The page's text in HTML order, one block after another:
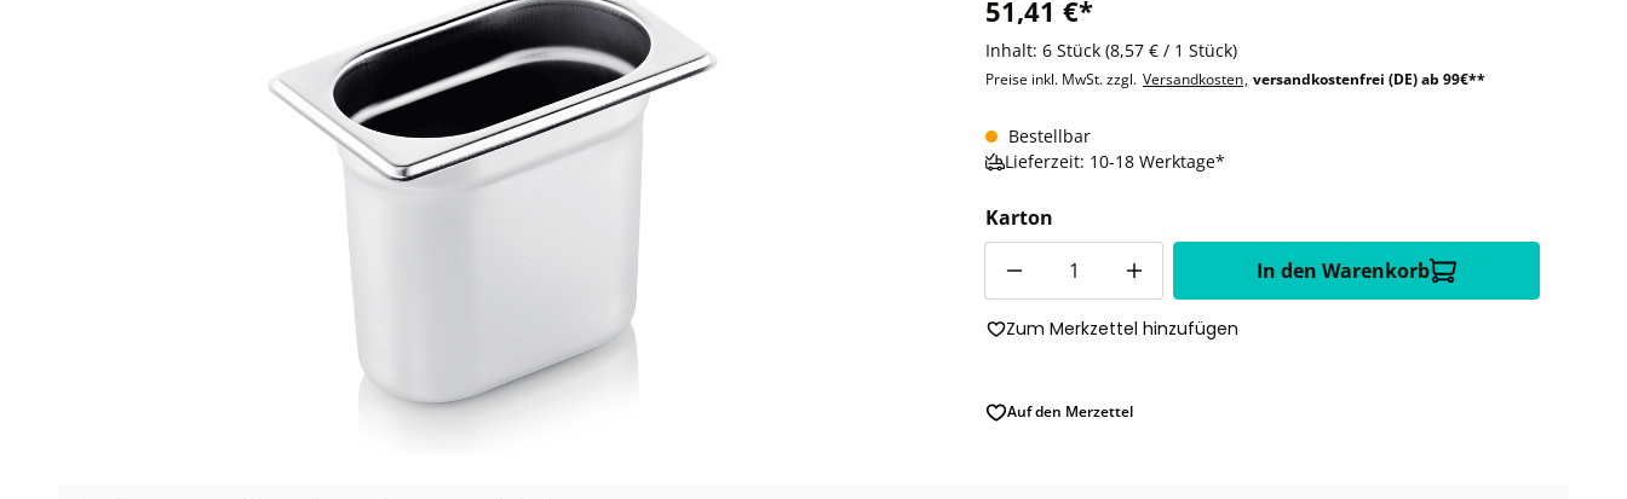
51,41 €*
Inhalt: 6 Stück (8,57 € / 1 Stück)
Preise inkl. MwSt. zzgl. Versandkosten, versandkostenfrei (DE) ab 99€**
Bestellbar
Lieferzeit: 10-18 Werktage*
Karton
In den Warenkorb
Zum Merkzettel hinzufügen
Auf den Merzettel